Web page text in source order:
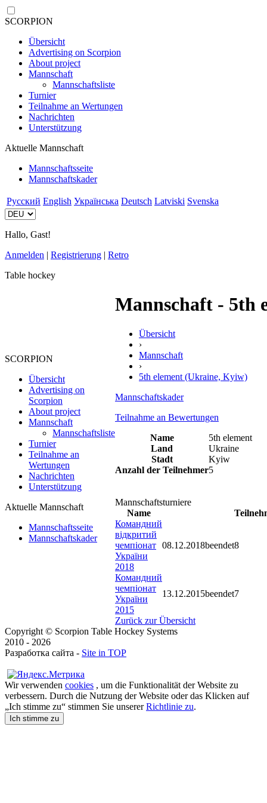
SCORPION
Übersicht
Advertising on Scorpion
About project
Mannschaft
Mannschaftsliste
Turnier
Teilnahme an Wertungen
Nachrichten
Unterstützung
Aktuelle Mannschaft
Mannschaftsseite
Mannschaftskader
Русский English Українська Deutsch Latviski Svenska
Hallo, Gast!
Anmelden | Registrierung | Retro
Table hockey
SCORPION
Übersicht
Advertising on
Scorpion
About project
Mannschaft
Mannschaftsliste
Turnier
Teilnahme an
Wertungen
Nachrichten
Unterstützung
Aktuelle Mannschaft
Mannschaftsseite
Mannschaftskader
Mannschaft - 5th
Übersicht
›
Mannschaft
›
5th element (Ukraine, Kyiw)
Mannschaftskader
Teilnahme an Bewertungen
Name
5th element
Land
Ukraine
Stadt
Kyiw
Anzahl der Teilnehmer5
Mannschaftsturniere
Name
Командний
відкритий
чемпіонат
України
2018
08.12.2018beendet8
Командний
чемпіонат
України
2015
13.12.2015beendet7
Zurück zur Übersicht
Copyright © Scorpion Table Hockey Systems
2010 - 2026
Разработка сайта - Site in TOP
Wir verwenden cookies , um die Funktionalität der Website zu
verbessern. Durch die Nutzung der Website oder das Klicken auf
„Ich stimme zu“ stimmen Sie unsererRichtlinie zu.
Ich stimme zu